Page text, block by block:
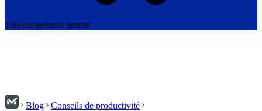
Téléchargement gratuit
Blog
Conseils de productivité